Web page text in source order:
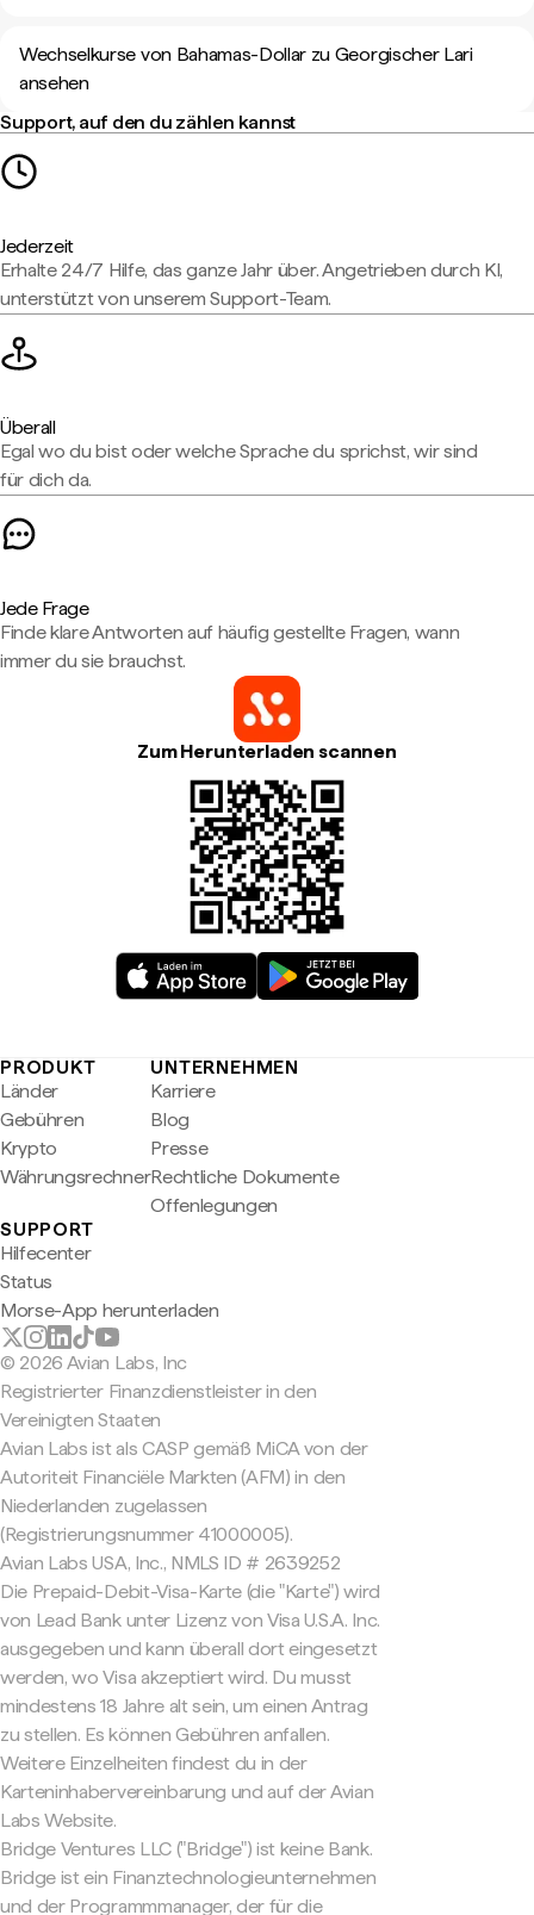
Wechselkurse von Bahamas-Dollar zu Georgischer Lari
ansehen
Support, auf den du zählen kannst
Jederzeit
Erhalte 24/7 Hilfe, das ganze Jahr über. Angetrieben durch KI,
unterstützt von unserem Support-Team.
Überall
Egal wo du bist oder welche Sprache du sprichst, wir sind
für dich da.
Jede Frage
Finde klare Antworten auf häufig gestellte Fragen, wann
immer du sie brauchst.
Zum Herunterladen scannen
PRODUKT
Länder
Gebühren
Krypto
Währungsrechner
UNTERNEHMEN
Karriere
Blog
Presse
Rechtliche Dokumente
Offenlegungen
SUPPORT
Hilfecenter
Status
Morse-App herunterladen
© 2026 Avian Labs, Inc
Registrierter Finanzdienstleister in den
Vereinigten Staaten
Avian Labs ist als CASP gemäß MiCA von der
Autoriteit Financiële Markten (AFM) in den
Niederlanden zugelassen
(Registrierungsnummer 41000005).
Avian Labs USA, Inc., NMLS ID # 2639252
Die Prepaid-Debit-Visa-Karte (die "Karte") wird
von Lead Bank unter Lizenz von Visa U.S.A. Inc.
ausgegeben und kann überall dort eingesetzt
werden, wo Visa akzeptiert wird. Du musst
mindestens 18 Jahre alt sein, um einen Antrag
zu stellen. Es können Gebühren anfallen.
Weitere Einzelheiten findest du in der
Karteninhabervereinbarung und auf der Avian
Labs Website.
Bridge Ventures LLC ("Bridge") ist keine Bank.
Bridge ist ein Finanztechnologieunternehmen
und der Programmmanager, der für die